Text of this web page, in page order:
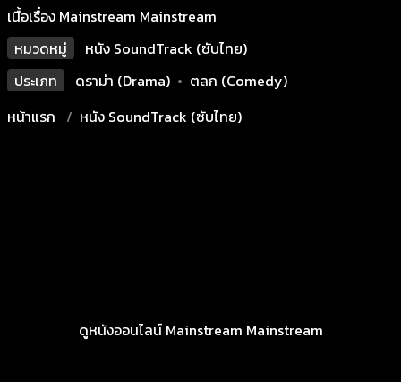
เนื้อเรื่อง Mainstream Mainstream
หมวดหมู่
หนัง SoundTrack (ซับไทย)
ประเภท
ดราม่า (Drama) • ตลก (Comedy)
หน้าแรก
หนัง SoundTrack (ซับไทย)
ดูหนังออนไลน์ Mainstream Mainstream